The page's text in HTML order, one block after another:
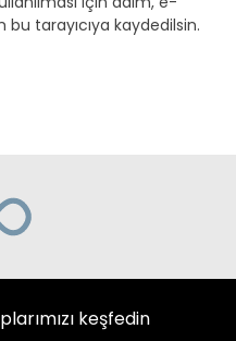
tarayıcıya kaydedilsin.
keşfedin